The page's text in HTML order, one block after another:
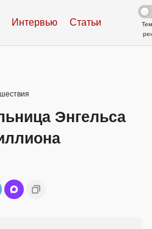
Интервью Статьи
Энгельса